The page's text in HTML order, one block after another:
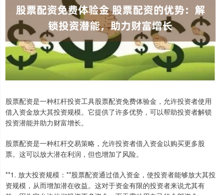
股票配资是一种杠杆投资工具股票配资免费体验金，允许投资者使用
借入资金放大其投资规模。它提供了许多优势，可以帮助投资者解锁
投资潜能并助力财富增长。
股票配资是一种杠杆交易策略，允许投资者借入资金以购买更多股
票。这可以放大潜在利润，但也增加了风险。
**1. 放大投资规模：**股票配资通过借入资金，使投资者能够放大其投
资规模，从而增加潜在收益。这对于资金有限的投资者来说尤其有